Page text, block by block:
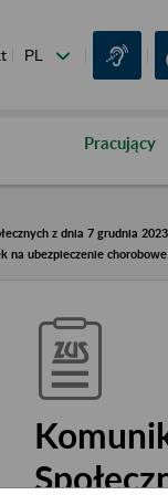
Pracujący
z dnia 7 grudnia
na ubezpieczenie